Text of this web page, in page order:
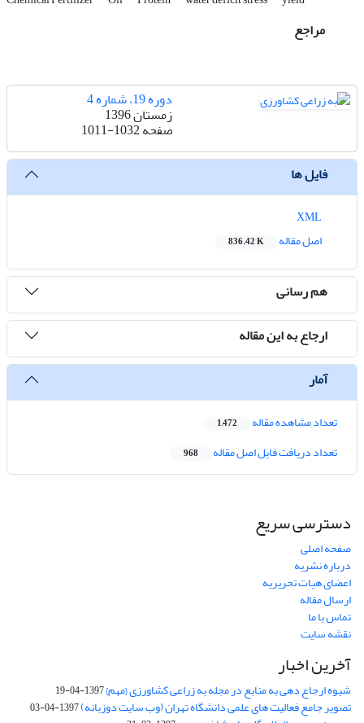
مراجع
دوره 19، شماره 4
زمستان 1396
صفحه1011-1032
فایل ها
اصل مقاله
836.42 K
هم رسانی
ارجاع به این مقاله
آمار
تعداد مشاهده مقاله 1,472
تعداد دریافت فایل اصل مقاله 968
دسترسی سریع
صفحه اصلی
درباره نشریه
اعضای هیات تحریریه
ارسال مقاله
تماس با ما
نقشه سایت
آخرین اخبار
شیوه ارجاع دهی به منابع در مجله به زراعی کشاورزی {مهم}1397-04-19
تصویر جامع فعالیت های علمی دانشگاه تهران (وب سایت دوزبانه)1397-04-03